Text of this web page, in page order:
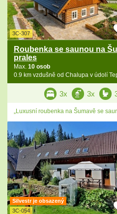
3C-307
Roubenka se saunou na
prales
Max. 10 osob
0.9 km vzdušně od Chalupa v údolí
3x 3x
„Luxusní roubenka na Šumavě se
Silvestr je obsazený
3C-054